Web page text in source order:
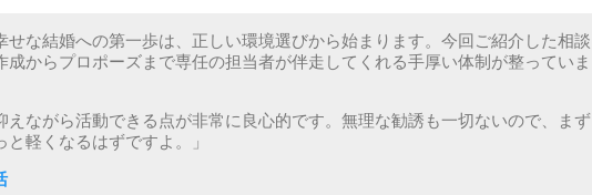
せな結婚への第一歩は、正しい環境選びから始まります。今回ご紹介した相談
からプロポーズまで専任の担当者が伴走してくれる手厚い体制が整っていま
ながら活動できる点が非常に良心的です。無理な勧誘も一切ないので、まず
軽くなるはずですよ。」